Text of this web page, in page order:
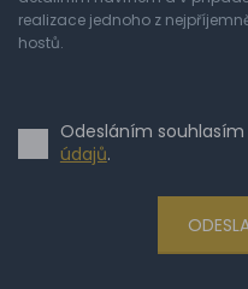
realizace jednoho z
hostů.
Odesláním souhlasím
údajů.